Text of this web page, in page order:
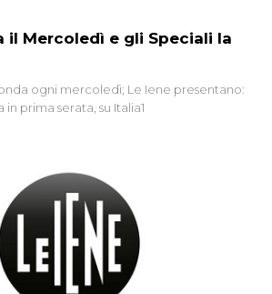
il Mercoledì e gli Speciali la
ogni mercoledì; Le Iene presentano:
prima serata, su Italia1